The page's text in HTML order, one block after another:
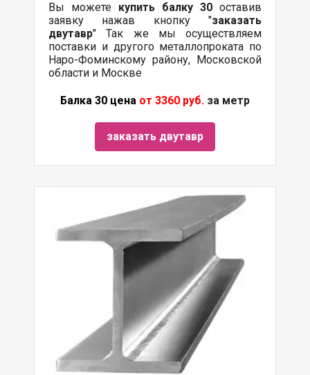
Вы можете купить балку 30 оставив
заявку нажав кнопку "заказать
двутавр" Так же мы осуществляем
поставки и другого металлопроката по
Наро-Фоминскому району, Московской
области и Москве
Балка 30 цена от 3360 руб. за метр
заказать двутавр